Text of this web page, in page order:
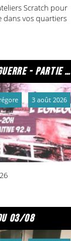
Scratch pour
dans vos quartiers
maudite soit la guerre - partie 2/2
3 août 2026
03/08